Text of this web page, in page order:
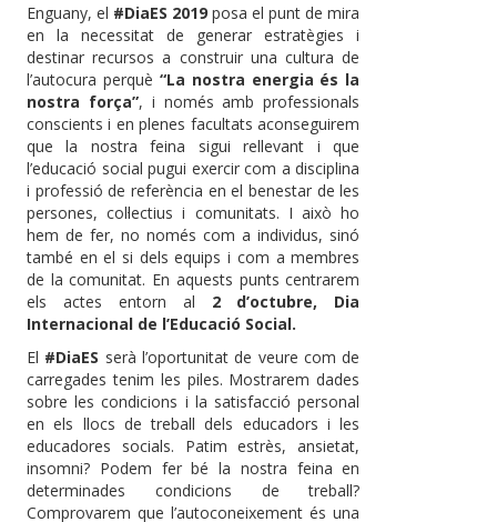
Enguany, el #DiaES 2019 posa el punt de mira
en la necessitat de generar estratègies i
destinar recursos a construir una cultura de
l’autocura perquè “La nostra energia és la
nostra força”, i només amb professionals
conscients i en plenes facultats aconseguirem
que la nostra feina sigui rellevant i que
l’educació social pugui exercir com a disciplina
i professió de referència en el benestar de les
persones, col·lectius i comunitats. I això ho
hem de fer, no només com a individus, sinó
també en el si dels equips i com a membres
de la comunitat. En aquests punts centrarem
els actes entorn al 2 d’octubre, Dia
Internacional de l’Educació Social.
El #DiaES serà l’oportunitat de veure com de
carregades tenim les piles. Mostrarem dades
sobre les condicions i la satisfacció personal
en els llocs de treball dels educadors i les
educadores socials. Patim estrès, ansietat,
insomni? Podem fer bé la nostra feina en
determinades condicions de treball?
Comprovarem que l’autoconeixement és una